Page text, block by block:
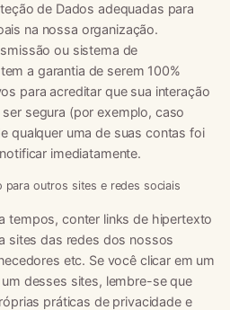
de Dados adequadas para
na nossa organização.
ou sistema de
a garantia de serem 100%
para acreditar que sua interação
segura (por exemplo, caso
qualquer uma de suas contas foi
imediatamente.
para outros sites e redes sociais
tempos, conter links de hipertexto
sites das redes dos nossos
etc. Se você clicar em um
desses sites, lembre-se que
práticas de privacidade e